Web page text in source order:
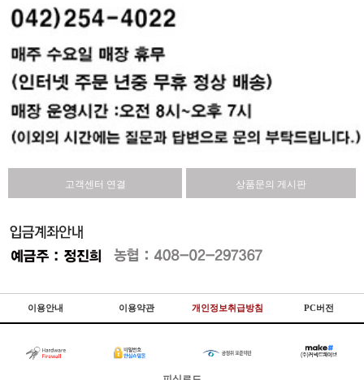
고객센터 연결 상품문의 게시판
이용안내 이용약관 개인정보취급방침 PC버전